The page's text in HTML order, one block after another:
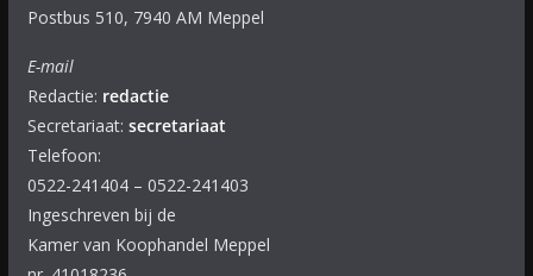
Postbus 510, 7940 AM Meppel
E-mail
Redactie: redactie
Secretariaat: secretariaat
Telefoon:
0522-241404 – 0522-241403
Ingeschreven bij de
Kamer van Koophandel Meppel